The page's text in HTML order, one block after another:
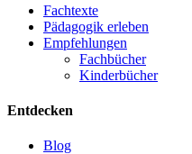
Fachtexte
Pädagogik erleben
Empfehlungen
Fachbücher
Kinderbücher
Entdecken
Blog